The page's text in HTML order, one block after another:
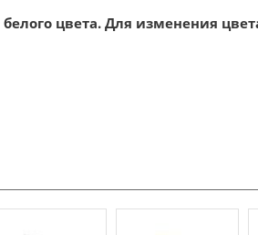
цвета. Для изменения